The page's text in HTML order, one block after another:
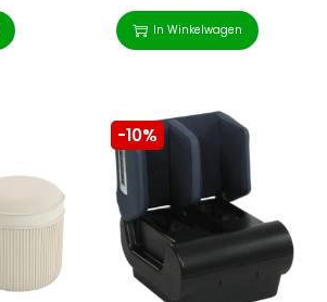
In Winkelwagen
-10%